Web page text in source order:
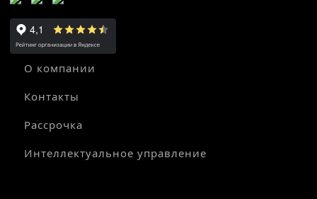
О компании
Контакты
Рассрочка
Интеллектуальное управление